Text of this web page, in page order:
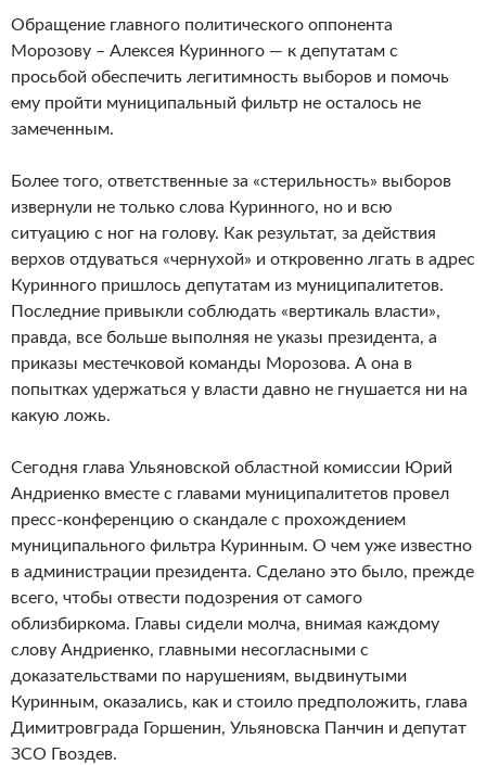
Обращение главного политического оппонента
Морозову – Алексея Куринного — к депутатам с
просьбой обеспечить легитимность выборов и помочь
ему пройти муниципальный фильтр не осталось не
замеченным.
Более того, ответственные за «стерильность» выборов
извернули не только слова Куринного, но и всю
ситуацию с ног на голову. Как результат, за действия
верхов отдуваться «чернухой» и откровенно лгать в адрес
Куринного пришлось депутатам из муниципалитетов.
Последние привыкли соблюдать «вертикаль власти»,
правда, все больше выполняя не указы президента, а
приказы местечковой команды Морозова. А она в
попытках удержаться у власти давно не гнушается ни на
какую ложь.
Сегодня глава Ульяновской областной комиссии Юрий
Андриенко вместе с главами муниципалитетов провел
пресс-конференцию о скандале с прохождением
муниципального фильтра Куринным. О чем уже известно
в администрации президента. Сделано это было, прежде
всего, чтобы отвести подозрения от самого
облизбиркома. Главы сидели молча, внимая каждому
слову Андриенко, главными несогласными с
доказательствами по нарушениям, выдвинутыми
Куринным, оказались, как и стоило предположить, глава
Димитровграда Горшенин, Ульяновска Панчин и депутат
ЗСО Гвоздев.